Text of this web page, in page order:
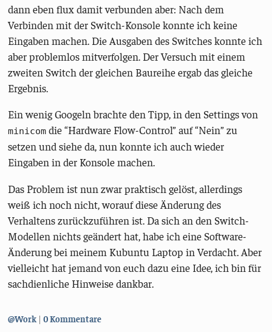
dann eben flux damit verbunden aber: Nach dem
Verbinden mit der Switch-Konsole konnte ich keine
Eingaben machen. Die Ausgaben des Switches konnte ich
aber problemlos mitverfolgen. Der Versuch mit einem
zweiten Switch der gleichen Baureihe ergab das gleiche
Ergebnis.
Ein wenig Googeln brachte den Tipp, in den Settings von
minicom die “Hardware Flow-Control” auf “Nein” zu
setzen und siehe da, nun konnte ich auch wieder
Eingaben in der Konsole machen.
Das Problem ist nun zwar praktisch gelöst, allerdings
weiß ich noch nicht, worauf diese Änderung des
Verhaltens zurückzuführen ist. Da sich an den Switch-
Modellen nichts geändert hat, habe ich eine Software-
Änderung bei meinem Kubuntu Laptop in Verdacht. Aber
vielleicht hat jemand von euch dazu eine Idee, ich bin für
sachdienliche Hinweise dankbar.
Kategorien:
@Work 0 Kommentare